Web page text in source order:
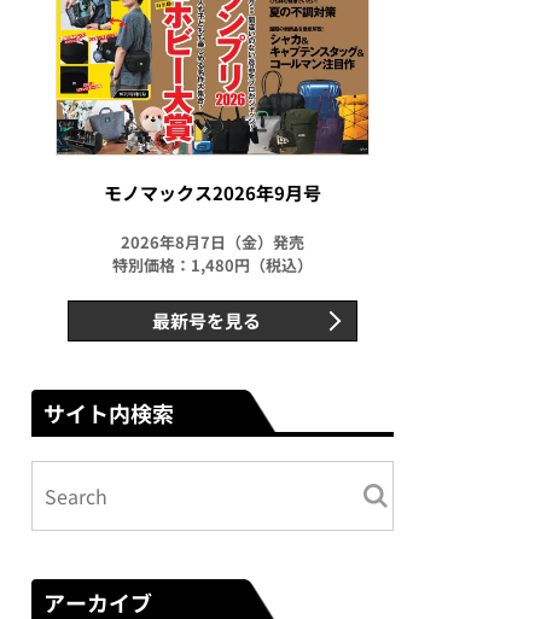
モノマックス2026年9月号
2026年8月7日（金）発売
特別価格：1,480円（税込）
最新号を見る
サイト内検索
アーカイブ